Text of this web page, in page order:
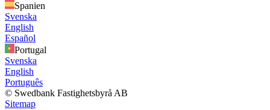
Spanien
Svenska
English
Español
Portugal
Svenska
English
Português
© Swedbank Fastighetsbyrå AB
Sitemap